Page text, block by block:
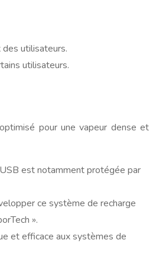
utilisateurs.
utilisateurs.
pour une vapeur dense et
est notamment protégée par
ce système de recharge
».
et efficace aux systèmes de